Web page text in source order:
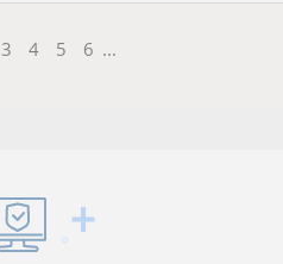
3 4 5 6 ...